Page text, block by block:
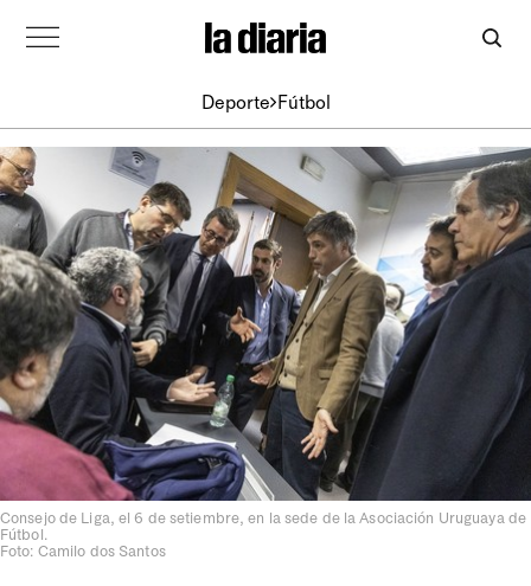
Deporte Fútbol
Consejo de Liga, el 6 de setiembre, en la sede de la Asociación Uruguaya de
Fútbol.
Foto: Camilo dos Santos